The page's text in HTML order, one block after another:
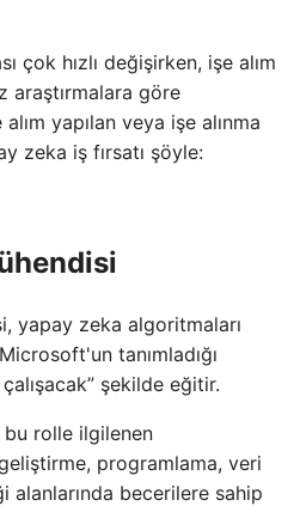
çok hızlı değişirken, işe alım
araştırmalara göre
yapılan veya işe alınma
zeka iş fırsatı şöyle:
yapay zeka algoritmaları
tanımladığı
şekilde eğitir.
rolle ilgilenen
programlama, veri
alanlarında becerilere sahip